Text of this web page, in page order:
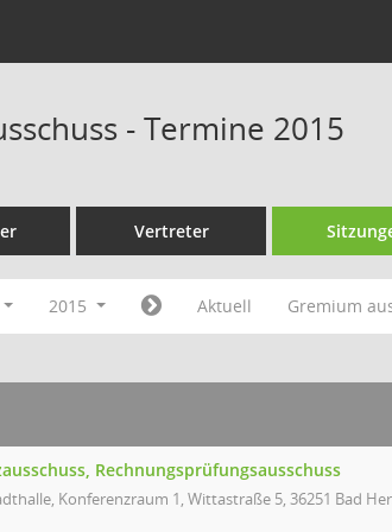
- Termine 2015
Vertreter
2015 Aktuell Gremium
Rechnungsprüfungsausschuss
Konferenzraum 1, Wittastraße 5, 36251 Bad